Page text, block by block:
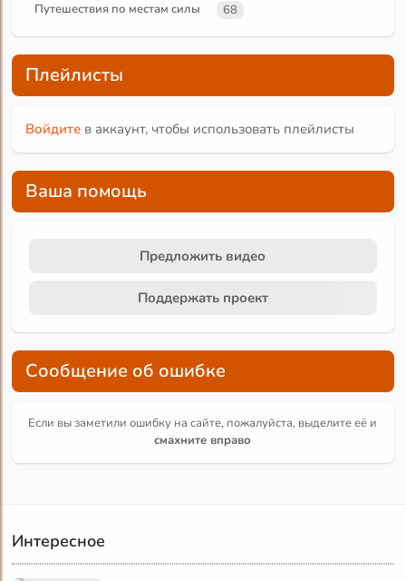
Путешествия по местам силы 68
Плейлисты
Войдите в аккаунт, чтобы использовать плейлисты
Ваша помощь
Предложить видео
Поддержать проект
Сообщение об ошибке
Если вы заметили ошибку на сайте, пожалуйста, выделите её и
смахните вправо
Интересное